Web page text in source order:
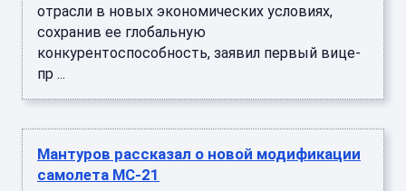
отрасли в новых экономических условиях,
сохранив ее глобальную
конкурентоспособность, заявил первый вице-
пр ...
Мантуров рассказал о новой модификации
самолета МС-21